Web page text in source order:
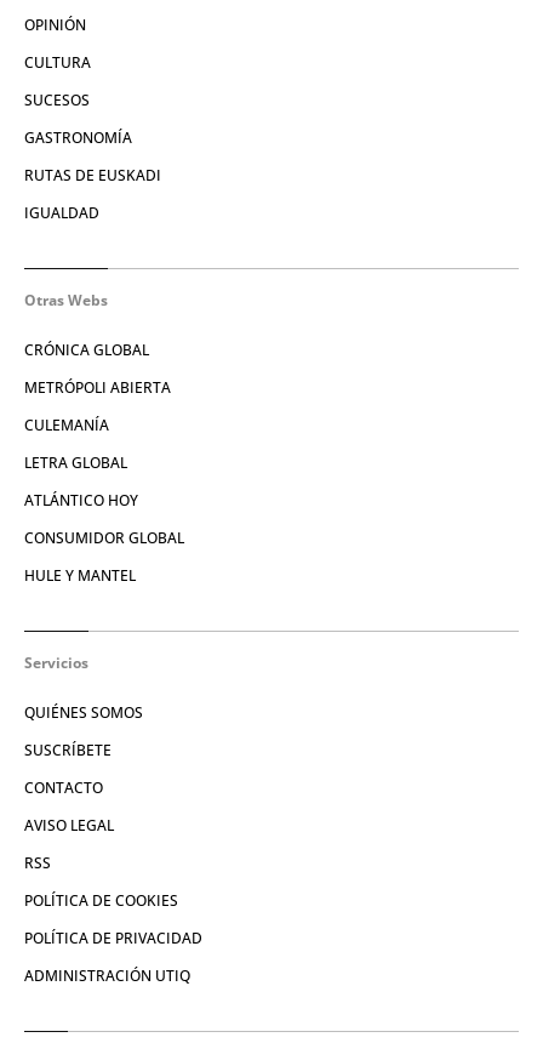
OPINIÓN
CULTURA
SUCESOS
GASTRONOMÍA
RUTAS DE EUSKADI
IGUALDAD
Otras Webs
CRÓNICA GLOBAL
METRÓPOLI ABIERTA
CULEMANÍA
LETRA GLOBAL
ATLÁNTICO HOY
CONSUMIDOR GLOBAL
HULE Y MANTEL
Servicios
QUIÉNES SOMOS
SUSCRÍBETE
CONTACTO
AVISO LEGAL
RSS
POLÍTICA DE COOKIES
POLÍTICA DE PRIVACIDAD
ADMINISTRACIÓN UTIQ